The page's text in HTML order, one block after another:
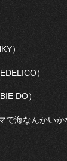
）
）
DO）
海なんかいか